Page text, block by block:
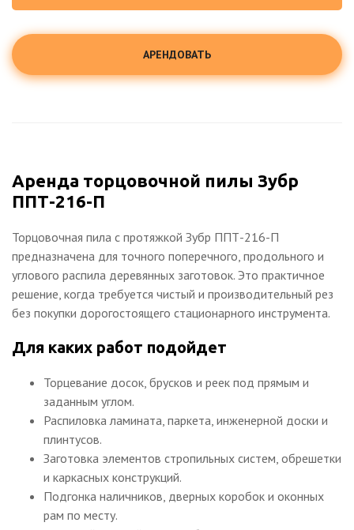
АРЕНДОВАТЬ
Аренда торцовочной пилы Зубр
ППТ-216-П
Торцовочная пила с протяжкой Зубр ППТ-216-П
предназначена для точного поперечного, продольного и
углового распила деревянных заготовок. Это практичное
решение, когда требуется чистый и производительный рез
без покупки дорогостоящего стационарного инструмента.
Для каких работ подойдет
Торцевание досок, брусков и реек под прямым и
заданным углом.
Распиловка ламината, паркета, инженерной доски и
плинтусов.
Заготовка элементов стропильных систем, обрешетки
и каркасных конструкций.
Подгонка наличников, дверных коробок и оконных
рам по месту.